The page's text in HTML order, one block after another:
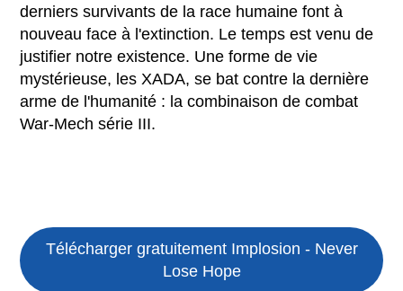
derniers survivants de la race humaine font à
nouveau face à l'extinction. Le temps est venu de
justifier notre existence. Une forme de vie
mystérieuse, les XADA, se bat contre la dernière
arme de l'humanité : la combinaison de combat
War-Mech série III.
Télécharger gratuitement Implosion - Never
Lose Hope